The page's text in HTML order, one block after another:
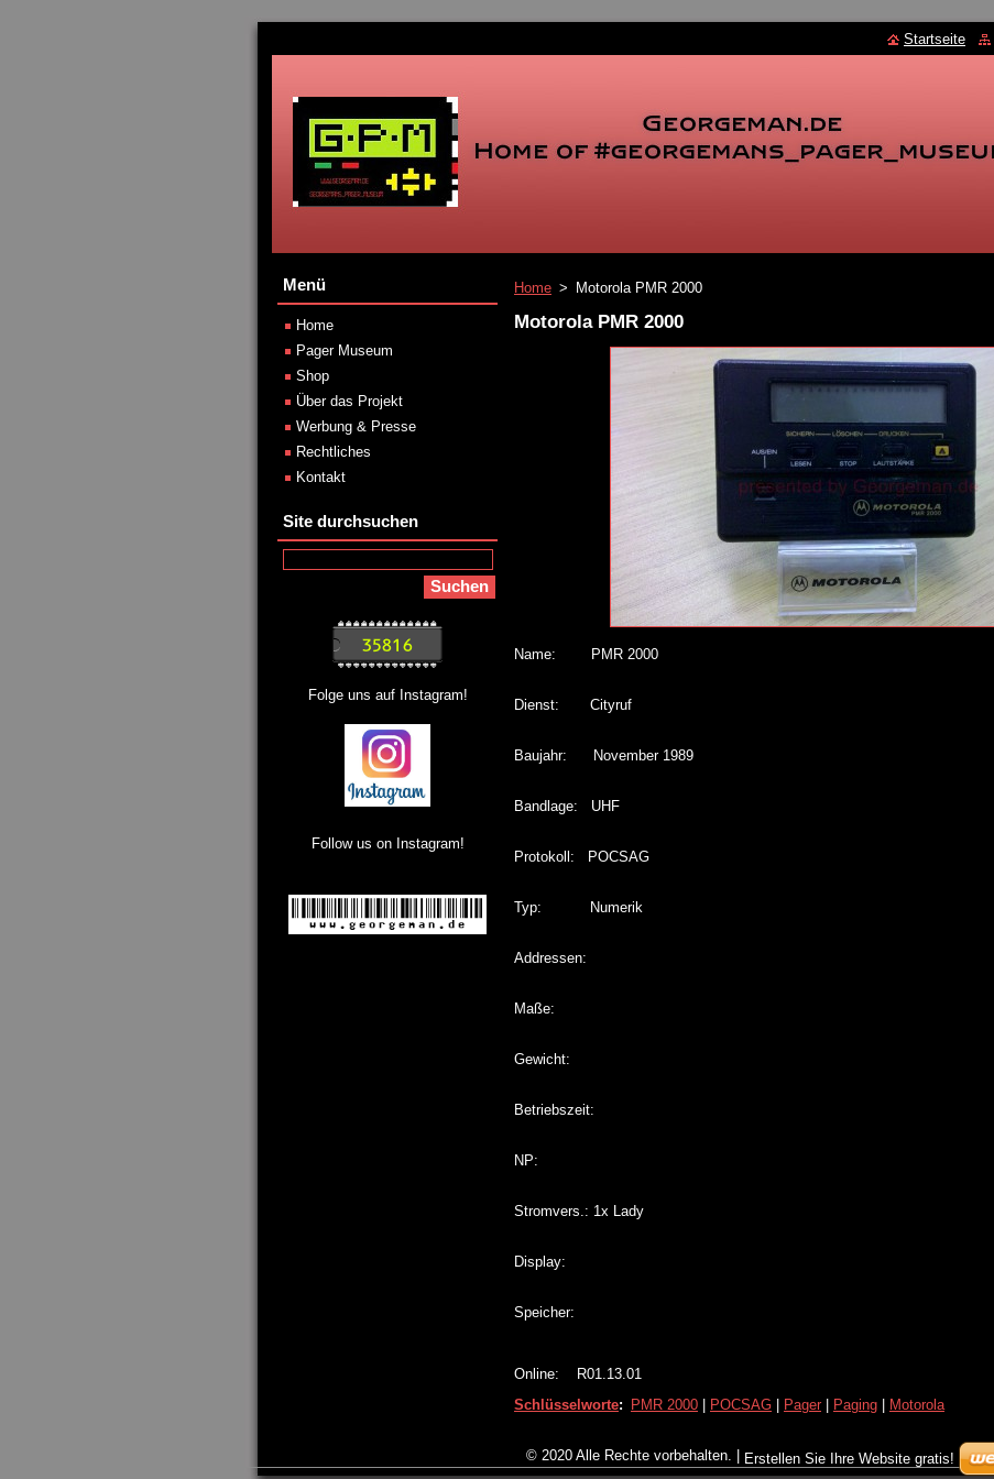
Home > Motorola PMR 2000
Motorola PMR 2000
Name: PMR 2000
Dienst: Cityruf
Baujahr: November 1989
Bandlage: UHF
Protokoll: POCSAG
Typ: Numerik
Addressen:
Maße:
Gewicht:
Betriebszeit:
NP:
Stromvers.: 1x Lady
Display:
Speicher:
Online: R01.13.01
Schlüsselworte: PMR 2000 POCSAG Pager Paging Motorola
Menü
Home
Pager Museum
Shop
Über das Projekt
Werbung & Presse
Rechtliches
Kontakt
Site durchsuchen
Folge uns auf Instagram!
Follow us on Instagram!
Startseite
© 2020 Alle Rechte vorbehalten. Erstellen Sie Ihre Website gratis!